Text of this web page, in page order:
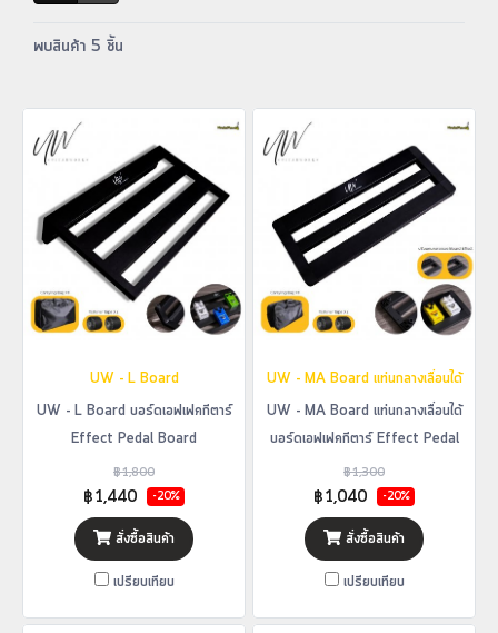
พบสินค้า 5 ชิ้น
UW - L Board
UW - L Board บอร์ดเอฟเฟคกีตาร์
Effect Pedal Board
฿1,800
฿1,440 -20%
สั่งซื้อสินค้า
เปรียบเทียบ
UW - MA Board แท่นกลางเลื่อนได้
UW - MA Board แท่นกลางเลื่อนได้
บอร์ดเอฟเฟคกีตาร์ Effect Pedal
Board
฿1,300
฿1,040 -20%
สั่งซื้อสินค้า
เปรียบเทียบ